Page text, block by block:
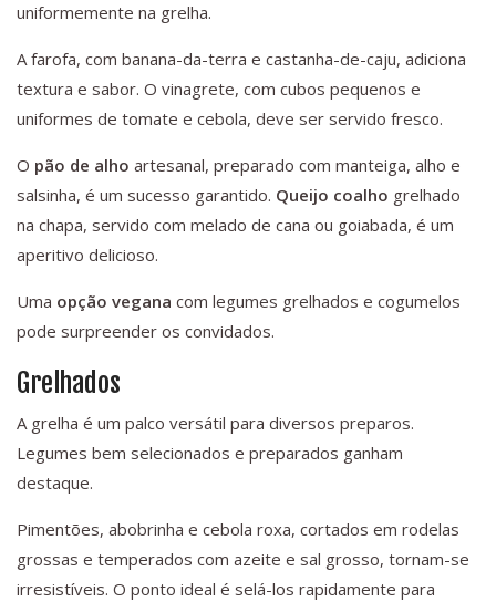
uniformemente na grelha.
A farofa, com banana-da-terra e castanha-de-caju, adiciona
textura e sabor. O vinagrete, com cubos pequenos e
uniformes de tomate e cebola, deve ser servido fresco.
O pão de alho artesanal, preparado com manteiga, alho e
salsinha, é um sucesso garantido. Queijo coalho grelhado
na chapa, servido com melado de cana ou goiabada, é um
aperitivo delicioso.
Uma opção vegana com legumes grelhados e cogumelos
pode surpreender os convidados.
Grelhados
A grelha é um palco versátil para diversos preparos.
Legumes bem selecionados e preparados ganham
destaque.
Pimentões, abobrinha e cebola roxa, cortados em rodelas
grossas e temperados com azeite e sal grosso, tornam-se
irresistíveis. O ponto ideal é selá-los rapidamente para